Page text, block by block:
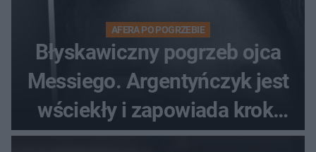
AFERA PO POGRZEBIE
Błyskawiczny pogrzeb ojca
Messiego. Argentyńczyk jest
wściekły i zapowiada kroki
prawne